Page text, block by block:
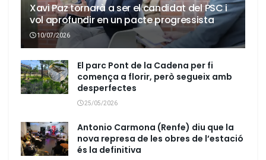
Xavi Paz tornarà a ser el candidat del PSC i
vol aprofundir en un pacte progressista
10/07/2026
El parc Pont de la Cadena per fi
comença a florir, però segueix amb
desperfectes
25/05/2026
Antonio Carmona (Renfe) diu que la
nova represa de les obres de l’estació
és la definitiva